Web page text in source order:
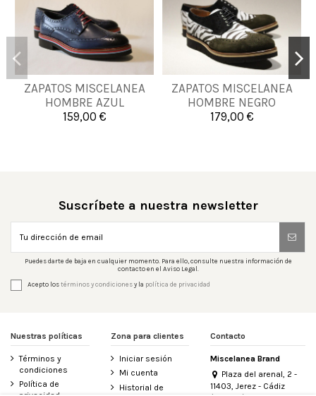
ZAPATOS MISCELANEA
HOMBRE AZUL
159,00 €
40
Añadir al carrito
ZAPATOS MISCELANEA
HOMBRE NEGRO
179,00 €
41
Añadir al carrito
Suscríbete a nuestra newsletter
Puedes darte de baja en cualquier momento. Para ello, consulte nuestra información de
contacto en el Aviso Legal.
Acepto lostérminos y condicionesy la política de privacidad
Nuestras políticas
Términos y
condiciones
Política de
Zona para clientes
Iniciar sesión
Mi cuenta
Historial de
Contacto
Miscelanea Brand
Plaza del arenal, 2 -
11403, Jerez - Cádiz